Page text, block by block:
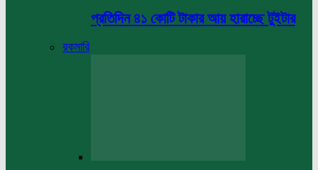
প্রতিদিন ৪১ কোটি টাকার আয় হারাচ্ছে টুইটার
রকমারি